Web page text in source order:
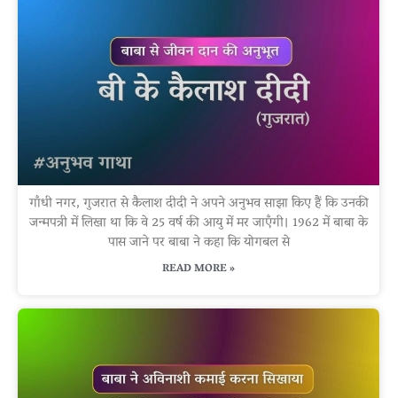
गाँधी नगर, गुजरात से कैलाश दीदी ने अपने अनुभव साझा किए हैं कि उनकी
जन्मपत्री में लिखा था कि वे 25 वर्ष की आयु में मर जाएँगी। 1962 में बाबा के
पास जाने पर बाबा ने कहा कि योगबल से
READ MORE »